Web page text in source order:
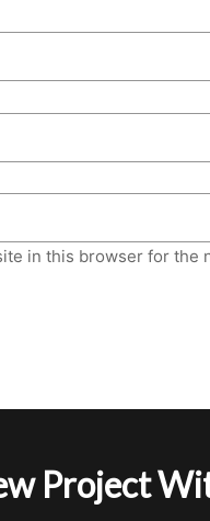
in this browser for the
Project